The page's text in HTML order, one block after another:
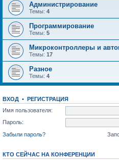
Администрирование
Темы: 4
Программирование
Темы: 5
Микроконтроллеры и
Темы: 17
Разное
Темы: 4
ВХОД • РЕГИСТРАЦИЯ
Имя пользователя:
Пароль:
Забыли пароль?
КТО СЕЙЧАС НА КОНФЕРЕНЦИИ